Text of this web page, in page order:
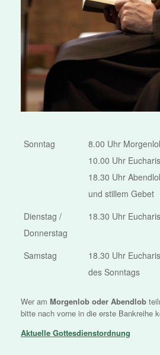
Sonntag
8.00 Uhr
10.00 Uhr
18.30 Uhr
und stillem Gebet
Dienstag /
Donnerstag
18.30 Uhr
Samstag
18.30 Uhr
des Sonntags
Wer am Morgenlob oder Abendlob
bitte nach vorne in die erste Bankreihe
Aktuelle Gottesdienstordnung